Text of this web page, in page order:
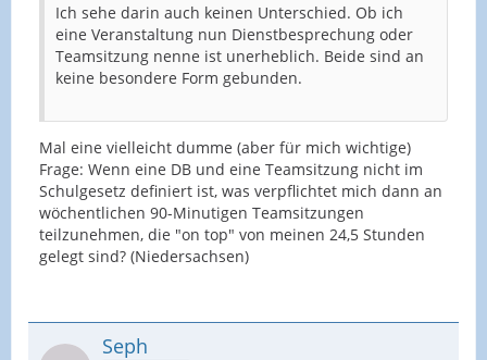
Ich sehe darin auch keinen Unterschied. Ob ich
eine Veranstaltung nun Dienstbesprechung oder
Teamsitzung nenne ist unerheblich. Beide sind an
keine besondere Form gebunden.
Mal eine vielleicht dumme (aber für mich wichtige)
Frage: Wenn eine DB und eine Teamsitzung nicht im
Schulgesetz definiert ist, was verpflichtet mich dann an
wöchentlichen 90-Minutigen Teamsitzungen
teilzunehmen, die "on top" von meinen 24,5 Stunden
gelegt sind? (Niedersachsen)
Seph